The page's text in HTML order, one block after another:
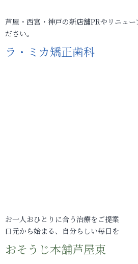
芦屋・西宮・神戸の新店舗PRやリニュ
ださい。
ラ・ミカ矯正歯科
お一人おひとりに合う治療をご提案
口元から始まる、自分らしい毎日を
おそうじ本舗芦屋東